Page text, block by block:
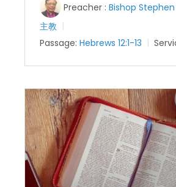
Preacher : Bishop
主教
Passage: Hebrews 12:1-13